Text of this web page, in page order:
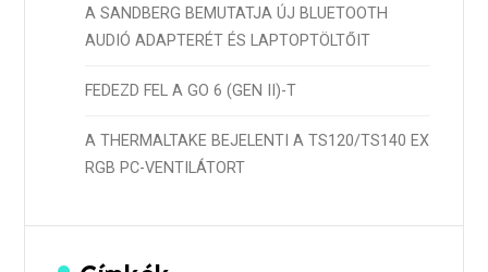
A SANDBERG BEMUTATJA ÚJ BLUETOOTH
AUDIÓ ADAPTERÉT ÉS LAPTOPTÖLTŐIT
FEDEZD FEL A GO 6 (GEN II)-T
A THERMALTAKE BEJELENTI A TS120/TS140 EX
RGB PC-VENTILÁTORT